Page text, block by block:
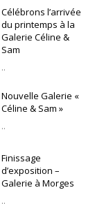
Célébrons l’arrivée
du printemps à la
Galerie Céline &
Sam
..
Nouvelle Galerie «
Céline & Sam »
..
Finissage
d’exposition –
Galerie à Morges
..